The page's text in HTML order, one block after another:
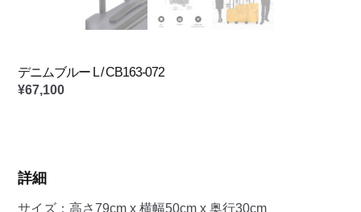
デニムブルー L / CB163-072
¥67,100
詳細
サイズ：高さ79cm x 横幅50cm x 奥行30cm